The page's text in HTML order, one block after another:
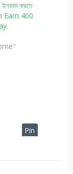
ইনকাম করতে
Earn 400
Pin